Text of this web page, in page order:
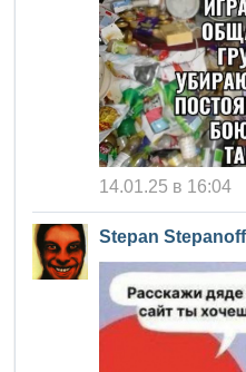
14.01.25 в 16:04
Stepan Stepanoff